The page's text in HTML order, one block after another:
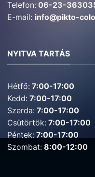
Telefon: 06-23-
E-mail: info@pikto-
NYITVA TARTÁS
Hétfő: 7:00-17:00
Kedd: 7:00-17:00
Szerda: 7:00-17:00
Csütörtök: 7:00-17:00
Péntek: 7:00-17:00
Szombat: 8:00-12:00